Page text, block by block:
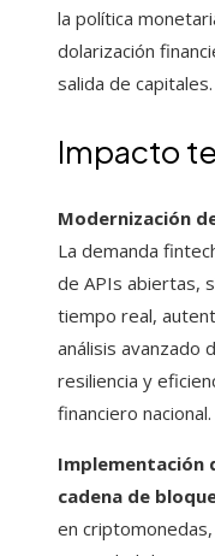
la política
dolarización
salida de capitales.
Impacto
Modernización
La demanda
de APIs abiertas,
tiempo real,
análisis avanzado
resiliencia y
financiero nacional.
Implementación
cadena de
en criptomonedas,